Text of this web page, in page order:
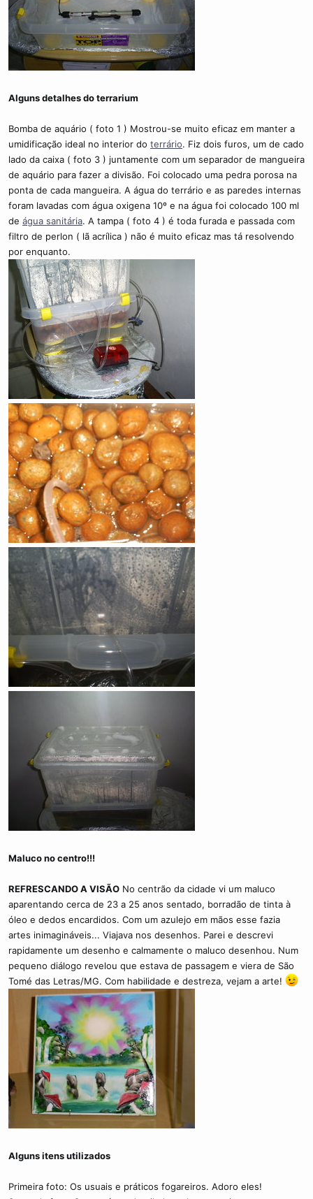
Alguns detalhes do terrarium
Bomba de aquário ( foto 1 ) Mostrou-se muito eficaz em manter a
umidificação ideal no interior do terrário. Fiz dois furos, um de cado
lado da caixa ( foto 3 ) juntamente com um separador de mangueira
de aquário para fazer a divisão. Foi colocado uma pedra porosa na
ponta de cada mangueira. A água do terrário e as paredes internas
foram lavadas com água oxigena 10º e na água foi colocado 100 ml
de água sanitária. A tampa ( foto 4 ) é toda furada e passada com
filtro de perlon ( lã acrílica ) não é muito eficaz mas tá resolvendo
por enquanto.
Maluco no centro!!!
REFRESCANDO A VISÃO No centrão da cidade vi um maluco
aparentando cerca de 23 a 25 anos sentado, borradão de tinta à
óleo e dedos encardidos. Com um azulejo em mãos esse fazia
artes inimagináveis... Viajava nos desenhos. Parei e descrevi
rapidamente um desenho e calmamente o maluco desenhou. Num
pequeno diálogo revelou que estava de passagem e viera de São
Tomé das Letras/MG. Com habilidade e destreza, vejam a arte!
Alguns itens utilizados
Primeira foto: Os usuais e práticos fogareiros. Adoro eles!